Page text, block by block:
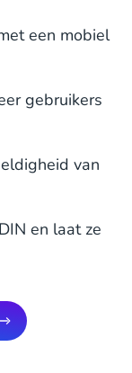
een mobiel
gebruikers
van
en laat ze